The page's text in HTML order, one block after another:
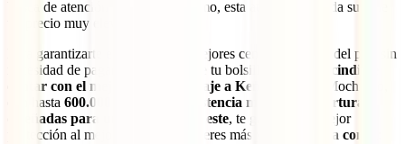
busca de atención médica. Asimismo, esta atención privada supone
un precio muy elevado.
Para garantizarte el acceso a los mejores centros médicos del país sin
necesidad de pagar un solo euro de tu bolsillo,
es imprescindible
contar con el mejor seguro de viaje a Kenia
. El IATI Mochilero,
con hasta 600.000 euros para asistencia médica y coberturas
diseñadas para un destino como este, te garantiza la mejor
protección al mejor precio. No esperes más y
hazte ahora con él